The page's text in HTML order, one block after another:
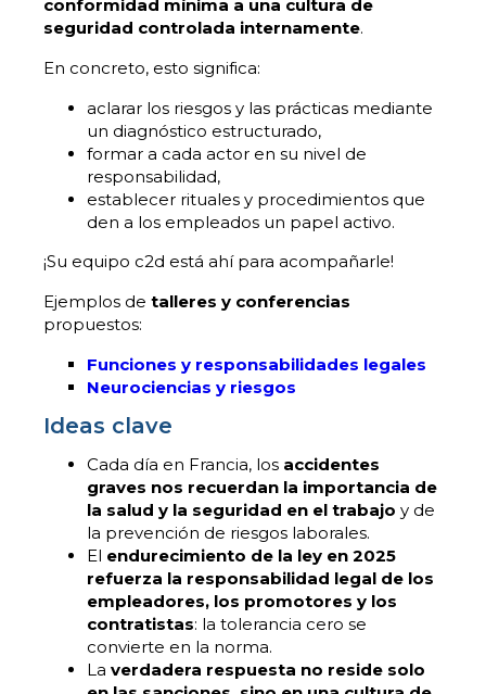
conformidad mínima a una cultura de
seguridad controlada internamente.
En concreto, esto significa:
aclarar los riesgos y las prácticas mediante
un diagnóstico estructurado,
formar a cada actor en su nivel de
responsabilidad,
establecer rituales y procedimientos que
den a los empleados un papel activo.
¡Su equipo c2d está ahí para acompañarle!
Ejemplos de talleres y conferencias
propuestos:
Funciones y responsabilidades legales
Neurociencias y riesgos
Ideas clave
Cada día en Francia, los accidentes
graves nos recuerdan la importancia de
la salud y la seguridad en el trabajo y de
la prevención de riesgos laborales.
El endurecimiento de la ley en 2025
refuerza la responsabilidad legal de los
empleadores, los promotores y los
contratistas: la tolerancia cero se
convierte en la norma.
La verdadera respuesta no reside solo